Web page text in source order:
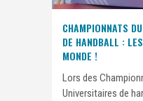
CHAMPIONNATS
DE HANDBALL :
MONDE !
Lors des
Universitaires de